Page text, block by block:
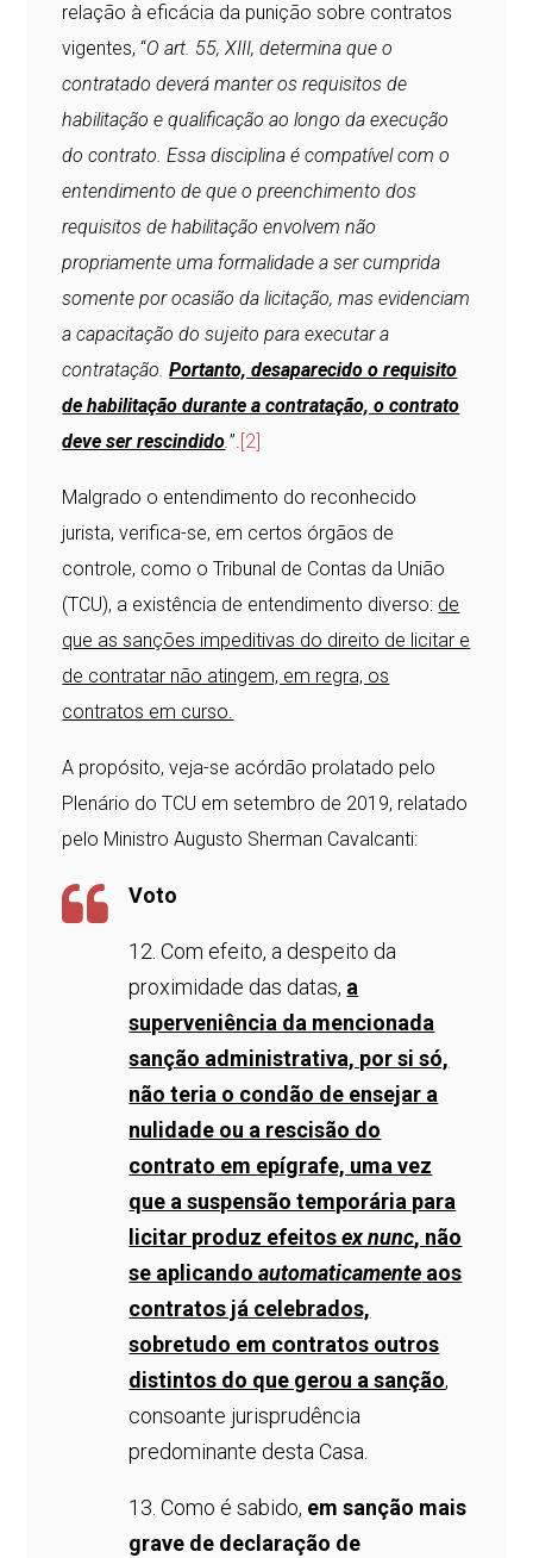
relação à eficácia da punição sobre contratos
vigentes, “O art. 55, XIII, determina que o
contratado deverá manter os requisitos de
habilitação e qualificação ao longo da execução
do contrato. Essa disciplina é compatível com o
entendimento de que o preenchimento dos
requisitos de habilitação envolvem não
propriamente uma formalidade a ser cumprida
somente por ocasião da licitação, mas evidenciam
a capacitação do sujeito para executar a
contratação.Portanto, desaparecido o requisito
de habilitação durante a contratação, o contrato
deve ser rescindido.”. [2]
Malgrado o entendimento do reconhecido
jurista, verifica-se, em certos órgãos de
controle, como o Tribunal de Contas da União
(TCU), a existência de entendimento diverso: de
que as sanções impeditivas do direito de licitar e
de contratar não atingem, em regra, os
contratos em curso.
A propósito, veja-se acórdão prolatado pelo
Plenário do TCU em setembro de 2019, relatado
pelo Ministro Augusto Sherman Cavalcanti:
Voto
12. Com efeito, a despeito da
proximidade das datas, a
superveniência da mencionada
sanção administrativa, por si só,
não teria o condão de ensejar a
nulidade ou a rescisão do
contrato em epígrafe, uma vez
que a suspensão temporária para
licitar produz efeitosex nunc, não
se aplicandoautomaticamente aos
contratos já celebrados,
sobretudo em contratos outros
distintos do que gerou a sanção,
consoante jurisprudência
predominante desta Casa.
13. Como é sabido, em sanção mais
grave de declaração de